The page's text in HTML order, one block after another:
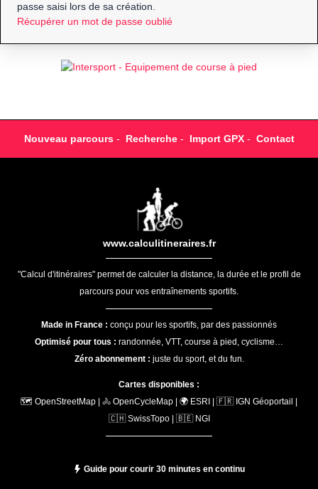
passe saisi lors de sa création.
Récupérer un mot de passe oublié
Nouveau parcours- Recherche- Import GPX- Contact
www.calculitineraires.fr
"Calcul d'itinéraires" permet de calculer la distance, la durée et le profil de
parcours pour vos entraînements sportifs.
Made in France : conçu pour les sportifs, par des passionnés
Optimisé pour tous : randonnée, VTT, course à pied, cyclisme…
Zéro abonnement : juste du sport, et du fun.
Cartes disponibles :
🗺️ OpenStreetMap | 🚴 OpenCycleMap | 🌍 ESRI | 🇫🇷 IGN Géoportail |
🇨🇭 SwissTopo | 🇧🇪 NGI
Guide pour courir 30 minutes en continu